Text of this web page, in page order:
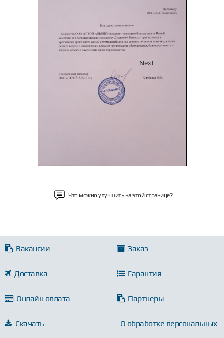
Next
Что можно улучшить на этой странице?
Вакансии Заказ
Доставка Гарантия
Онлайн оплата Партнеры
Скачать О обработке персональных